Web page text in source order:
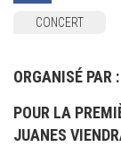
CONCERT
ORGANISÉ PAR :
POUR LA
JUANES